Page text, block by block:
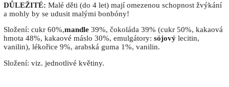
DŮLEŽITÉ: Malé děti (do 4 let) mají omezenou schopnost žvýkání
a mohly by se udusit malými bonbóny!
Složení: cukr 60%,mandle 39%, čokoláda 39% (cukr 50%, kakaová
hmota 48%, kakaové máslo 30%, emulgátory: sójový lecitin,
vanilin), lékořice 9%, arabská guma 1%, vanilin.
Složení: viz. jednotlivé květiny.